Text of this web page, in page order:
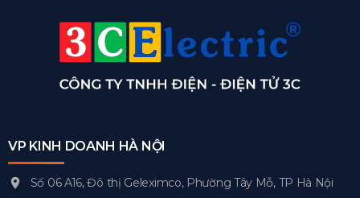
VP KINH DOANH HÀ NỘI
Số 06 A16, Đô thị Geleximco, Phường Tây Mỗ, TP Hà Nội